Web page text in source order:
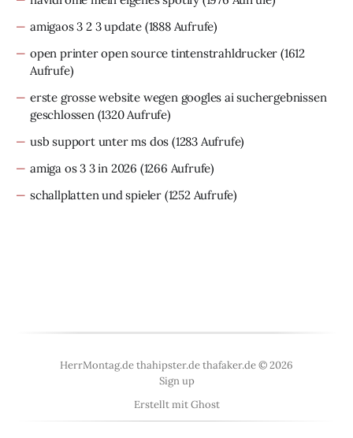
amigaos 3 2 3 update (1888 Aufrufe)
open printer open source tintenstrahldrucker (1612
Aufrufe)
erste grosse website wegen googles ai suchergebnissen
geschlossen (1320 Aufrufe)
usb support unter ms dos (1283 Aufrufe)
amiga os 3 3 in 2026 (1266 Aufrufe)
schallplatten und spieler (1252 Aufrufe)
HerrMontag.de thahipster.de thafaker.de © 2026
Sign up
Erstellt mitGhost